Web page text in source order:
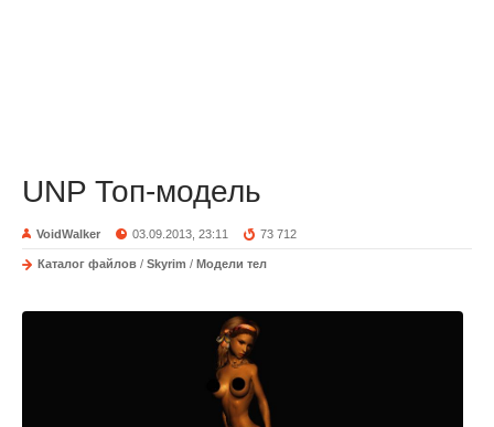
UNP Топ-модель
VoidWalker 03.09.2013, 23:11 73 712
Каталог файлов / Skyrim / Модели тел